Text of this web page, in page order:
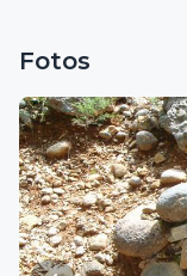
Fotos